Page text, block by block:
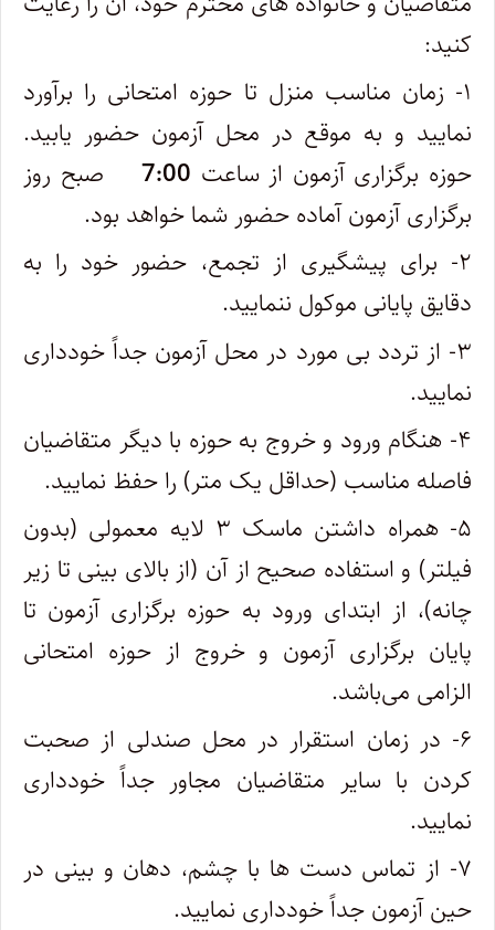
کنید:
۱- زمان مناسب منزل تا حوزه امتحانی را برآورد
نمایید و به موقع در محل آزمون حضور یابید.
حوزه برگزاری آزمون از ساعت 7:00
صبح روز
برگزاری آزمون آماده حضور شما خواهد بود.
۲- برای پیشگیری از تجمع، حضور خود را به
دقایق پایانی موکول ننمایید.
۳- از تردد بی مورد در محل آزمون جداً خودداری
نمایید.
۴- هنگام ورود و خروج به حوزه با دیگر متقاضیان
فاصله مناسب (حداقل یک متر) را حفظ نمایید.
۵- همراه داشتن ماسک ۳ لایه معمولی (بدون
فیلتر) و استفاده صحیح از آن (از بالای بینی تا زیر
چانه)، از ابتدای ورود به حوزه برگزاری آزمون تا
پایان برگزاری آزمون و خروج از حوزه امتحانی
الزامی می‌باشد.
۶- در زمان استقرار در محل صندلی از صحبت
کردن با سایر متقاضیان مجاور جداً خودداری
نمایید.
۷- از تماس دست ها با چشم، دهان و بینی در
حین آزمون جداً خودداری نمایید.